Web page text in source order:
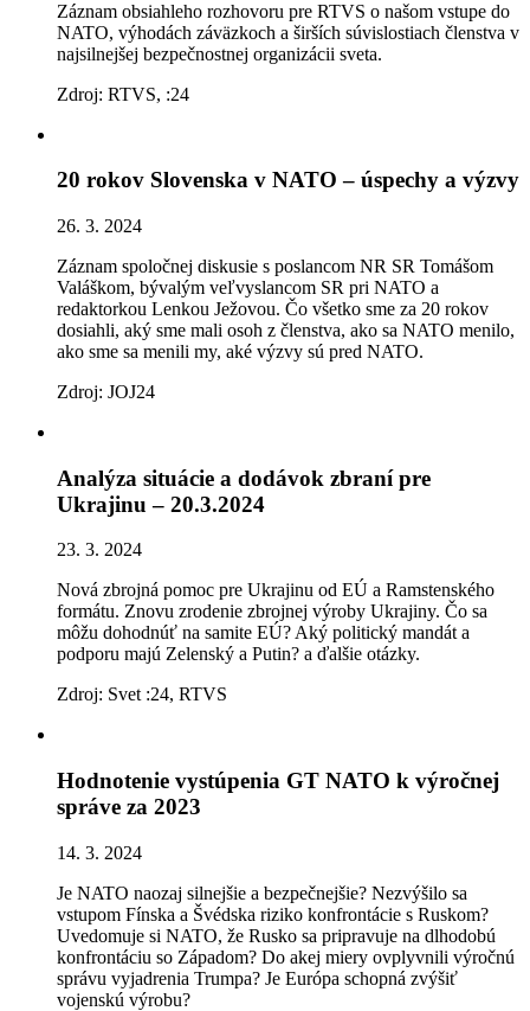
Záznam obsiahleho rozhovoru pre RTVS o našom vstupe do
NATO, výhodách záväzkoch a širších súvislostiach členstva v
najsilnejšej bezpečnostnej organizácii sveta.
Zdroj: RTVS, :24
20 rokov Slovenska v NATO – úspechy a výzvy
26. 3. 2024
Záznam spoločnej diskusie s poslancom NR SR Tomášom
Valáškom, bývalým veľvyslancom SR pri NATO a
redaktorkou Lenkou Ježovou. Čo všetko sme za 20 rokov
dosiahli, aký sme mali osoh z členstva, ako sa NATO menilo,
ako sme sa menili my, aké výzvy sú pred NATO.
Zdroj: JOJ24
Analýza situácie a dodávok zbraní pre
Ukrajinu – 20.3.2024
23. 3. 2024
Nová zbrojná pomoc pre Ukrajinu od EÚ a Ramstenského
formátu. Znovu zrodenie zbrojnej výroby Ukrajiny. Čo sa
môžu dohodnúť na samite EÚ? Aký politický mandát a
podporu majú Zelenský a Putin? a ďalšie otázky.
Zdroj: Svet :24, RTVS
Hodnotenie vystúpenia GT NATO k výročnej
správe za 2023
14. 3. 2024
Je NATO naozaj silnejšie a bezpečnejšie? Nezvýšilo sa
vstupom Fínska a Švédska riziko konfrontácie s Ruskom?
Uvedomuje si NATO, že Rusko sa pripravuje na dlhodobú
konfrontáciu so Západom? Do akej miery ovplyvnili výročnú
správu vyjadrenia Trumpa? Je Európa schopná zvýšiť
vojenskú výrobu?